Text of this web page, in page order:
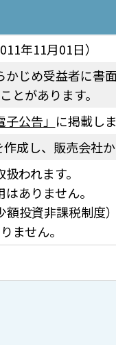
年11月01日）
じめ受益者に書
とがあります。
公告」 に掲載しま
成し、販売会社か
われます。
ありません。
投資非課税制度
ません。